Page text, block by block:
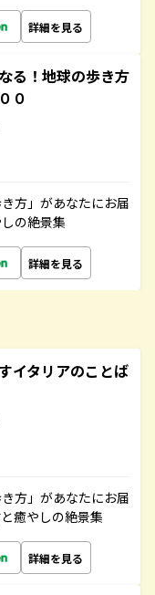
詳細を見る
る！地球の歩き方
０
方」があなたにお届
の絶景集
詳細を見る
イタリアのことば
方」があなたにお届
癒やしの絶景集
詳細を見る